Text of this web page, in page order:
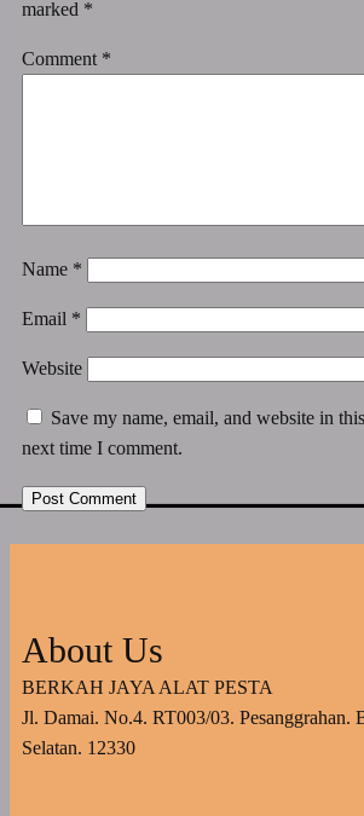
marked *
Comment *
Name *
Email *
Website
Save my name, email, and website in
next time I comment.
About Us
BERKAH JAYA ALAT PESTA
Jl. Damai. No.4. RT003/03. Pesanggrahan.
Selatan. 12330